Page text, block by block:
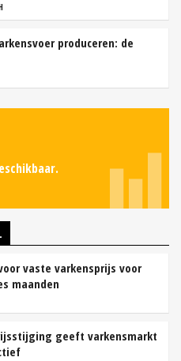
produceren: de
vaste varkensprijs voor
maanden
geeft varkensmarkt